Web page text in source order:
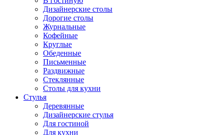
Дизайнерские столы
Дорогие столы
Журнальные
Кофейные
Круглые
Обеденные
Письменные
Раздвижные
Стеклянные
Столы для кухни
Стулья
Деревянные
Дизайнерские стулья
Для гостиной
Для кухни